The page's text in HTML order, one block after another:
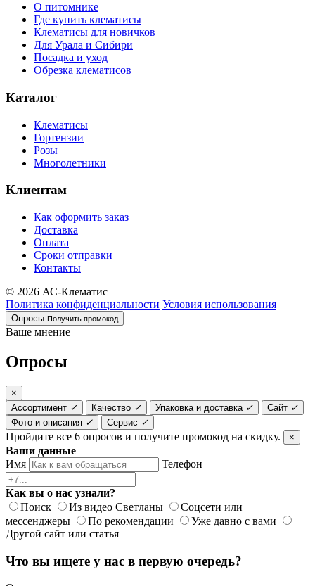
О питомнике
Где купить клематисы
Клематисы для новичков
Для Урала и Сибири
Посадка и уход
Обрезка клематисов
Каталог
Клематисы
Гортензии
Розы
Многолетники
Клиентам
Как оформить заказ
Доставка
Оплата
Сроки отправки
Контакты
© 2026 АС-Клематис
Политика конфиденциальности Условия использования
Опросы Получить промокод
Ваше мнение
Опросы
×
Ассортимент ✓ Качество ✓ Упаковка и доставка ✓ Сайт ✓
Фото и описания ✓ Сервис ✓
Пройдите все 6 опросов и получите промокод на скидку. ×
Ваши данные
Имя
Телефон
Как вы о нас узнали?
Поиск
Из видео Светланы
Соцсети или
мессенджеры
По рекомендации
Уже давно с вами
Другой сайт или статья
Что вы ищете у нас в первую очередь?